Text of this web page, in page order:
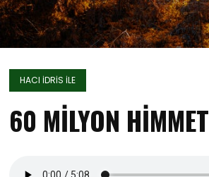
HACI İDRIS İLE
60 MİLYON HİMMET